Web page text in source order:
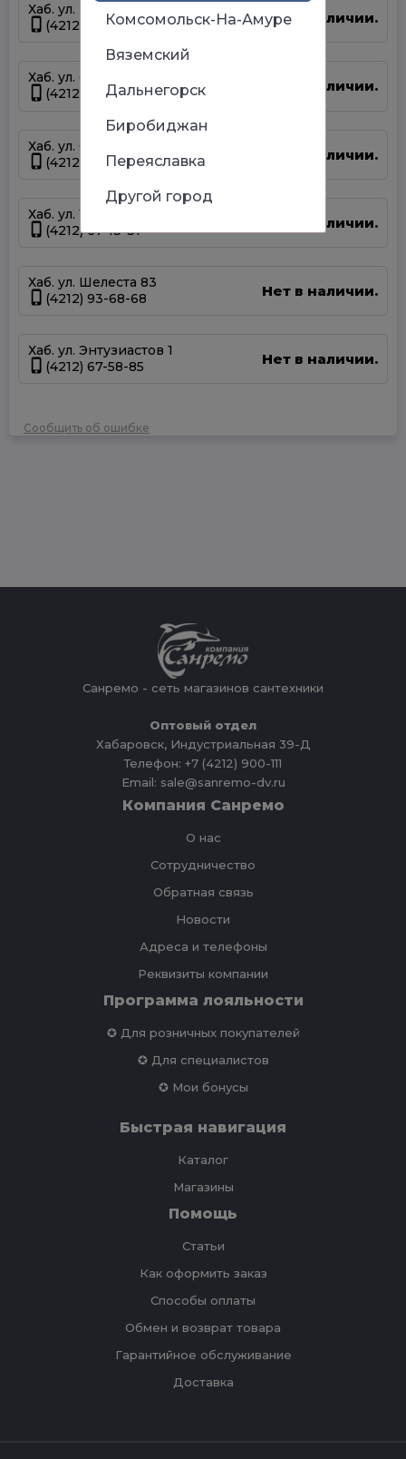
Хаб. ул. Панфиловцев 14Б
(4212) 63-22-47
Нет в наличии.
Хаб. ул. Серышева 34
(4212) 47-44-66
Нет в наличии.
Хаб. ул. Суворова 45
(4212) 50-67-37
Нет в наличии.
Хаб. ул. Тихоокеанская 170
(4212) 67-13-31
Нет в наличии.
Хаб. ул. Шелеста 83
(4212) 93-68-68
Нет в наличии.
Хаб. ул. Энтузиастов 1
(4212) 67-58-85
Нет в наличии.
Сообщить об ошибке
Санремо - сеть магазинов сантехники
Оптовый отдел
Хабаровск, Индустриальная 39-Д
Телефон: +7 (4212) 900-111
Email: sale@sanremo-dv.ru
Компания Санремо
О нас
Сотрудничество
Обратная связь
Новости
Адреса и телефоны
Реквизиты компании
Программа лояльности
✪ Для розничных покупателей
✪ Для специалистов
✪ Мои бонусы
Быстрая навигация
Каталог
Магазины
Помощь
Статьи
Как оформить заказ
Способы оплаты
Обмен и возврат товара
Гарантийное обслуживание
Доставка
Комсомольск-На-Амуре
Вяземский
Дальнегорск
Биробиджан
Переяславка
Другой город